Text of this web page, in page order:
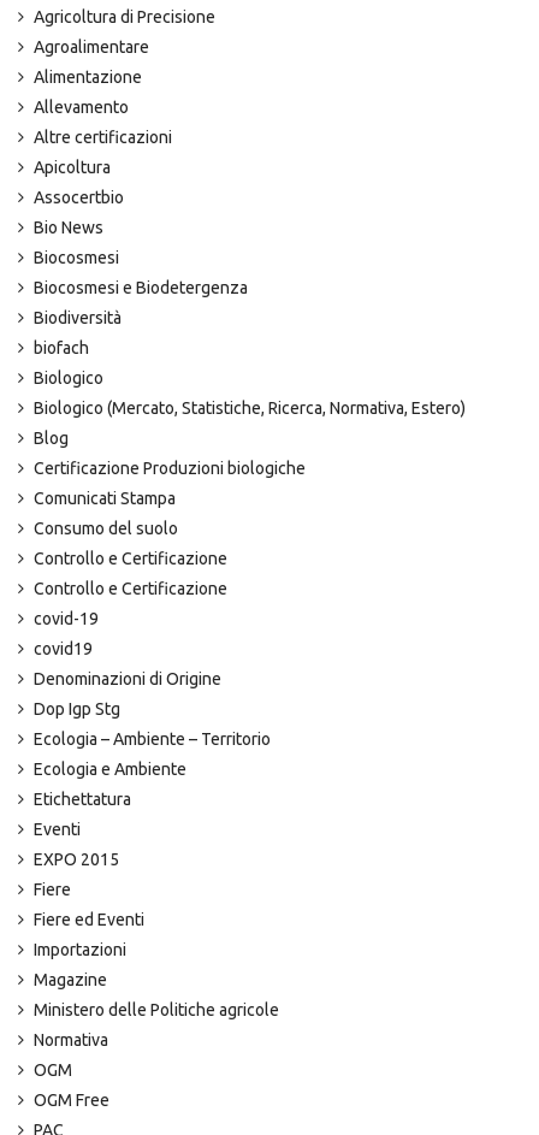
Agricoltura di Precisione
Agroalimentare
Alimentazione
Allevamento
Altre certificazioni
Apicoltura
Assocertbio
Bio News
Biocosmesi
Biocosmesi e Biodetergenza
Biodiversità
biofach
Biologico
Biologico (Mercato, Statistiche, Ricerca, Normativa, Estero)
Blog
Certificazione Produzioni biologiche
Comunicati Stampa
Consumo del suolo
Controllo e Certificazione
Controllo e Certificazione
covid-19
covid19
Denominazioni di Origine
Dop Igp Stg
Ecologia – Ambiente – Territorio
Ecologia e Ambiente
Etichettatura
Eventi
EXPO 2015
Fiere
Fiere ed Eventi
Importazioni
Magazine
Ministero delle Politiche agricole
Normativa
OGM
OGM Free
PAC